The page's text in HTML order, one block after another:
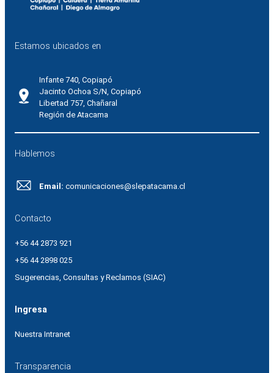
Estamos ubicados en
Infante 740, Copiapó
Jacinto Ochoa S/N, Copiapó
Libertad 757, Chañaral
Región de Atacama
Hablemos
Email: comunicaciones@slepatacama.cl
Contacto
+56 44 2873 921
+56 44 2898 025
Sugerencias, Consultas y Reclamos (SIAC)
Ingresa
Nuestra Intranet
Transparencia